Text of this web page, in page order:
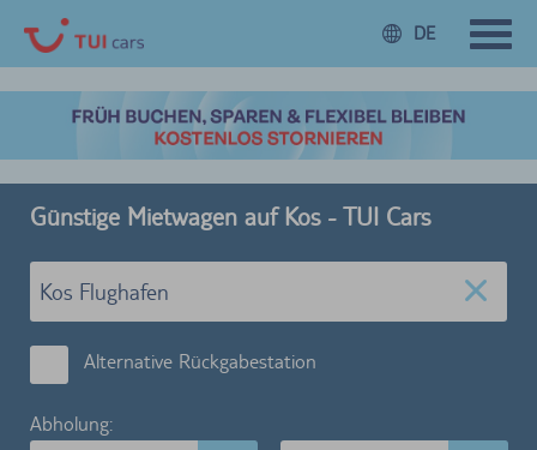
DE
Günstige Mietwagen auf Kos - TUI Cars
Alternative Rückgabestation
Abholung: